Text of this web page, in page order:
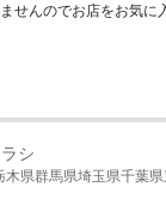
んのでお店をお気に
シ
木県群馬県埼玉県千葉県